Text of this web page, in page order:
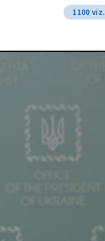
1100 viz.